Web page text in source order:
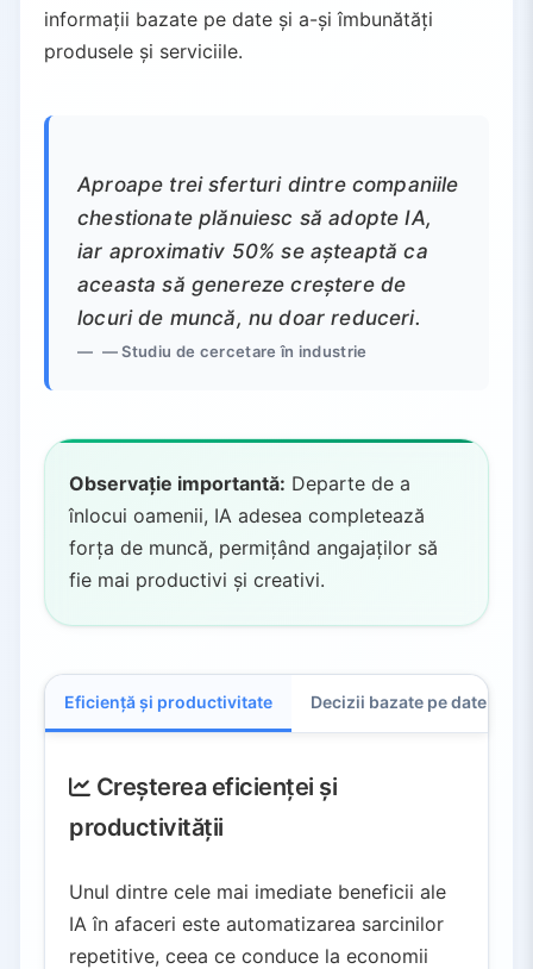
informații bazate pe date și a-și îmbunătăți
produsele și serviciile.
Aproape trei sferturi dintre companiile
chestionate plănuiesc să adopte IA,
iar aproximativ 50% se așteaptă ca
aceasta să genereze creștere de
locuri de muncă, nu doar reduceri.
— Studiu de cercetare în industrie
Observație importantă: Departe de a
înlocui oamenii, IA adesea completează
forța de muncă, permițând angajaților să
fie mai productivi și creativi.
Eficiență și productivitate Decizii bazate pe date
Creșterea eficienței și
productivității
Unul dintre cele mai imediate beneficii ale
IA în afaceri este automatizarea sarcinilor
repetitive, ceea ce conduce la economii